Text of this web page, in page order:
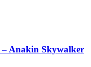
– Anakin Skywalker